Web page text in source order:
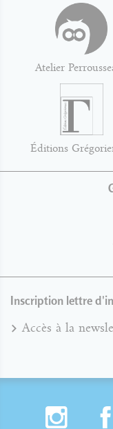
Atelier
Éditions
Inscription lettre
Accès à la